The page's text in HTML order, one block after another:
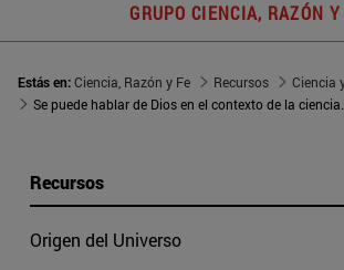
GRUPO CIENCIA, RAZÓN Y
Estás en:Ciencia, Razón y Fe Recursos
Ciencia
Se puede hablar
Recursos
Origen del Universo